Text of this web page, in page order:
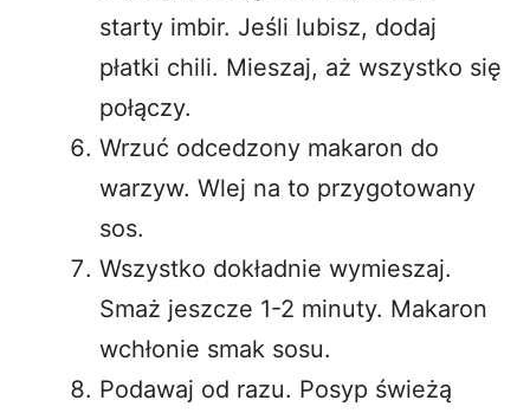
starty imbir. Jeśli lubisz, dodaj
płatki chili. Mieszaj, aż wszystko się
połączy.
Wrzuć odcedzony makaron do
warzyw. Wlej na to przygotowany
sos.
Wszystko dokładnie wymieszaj.
Smaż jeszcze 1-2 minuty. Makaron
wchłonie smak sosu.
Podawaj od razu. Posyp świeżą